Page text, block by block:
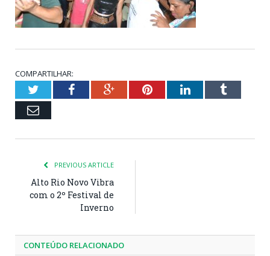
COMPARTILHAR:
TwitterFacebookGoogle+PinterestLinkedInTumblr
Email
PREVIOUS ARTICLE
Alto Rio Novo Vibra
com o 2º Festival de
Inverno
CONTEÚDO RELACIONADO